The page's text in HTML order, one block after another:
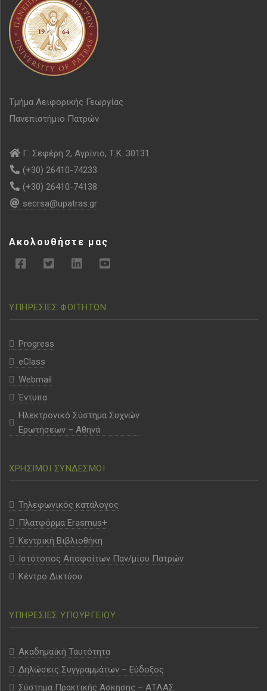
Τμήμα Αειφορικής Γεωργίας
Πανεπιστήμιο Πατρών
Γ. Σεφέρη 2, Αγρίνιο, Τ.Κ. 30131
(+30) 26410-74233
(+30) 26410-74138
secrsa@upatras.gr
Ακολουθήστε μας
ΥΠΗΡΕΣΙΕΣ ΦΟΙΤΗΤΩΝ
Progress
eClass
Webmail
Έντυπα
Ηλεκτρονικό Σύστημα Συχνών
Ερωτήσεων – Αθηνά
ΧΡΗΣΙΜΟΙ ΣΥΝΔΕΣΜΟΙ
Τηλεφωνικός κατάλογος
Πλατφόρμα Erasmus+
Κεντρική Βιβλιοθήκη
Ιστότοπος Αποφοίτων Παν/μίου Πατρών
Κέντρο Δικτύου
ΥΠΗΡΕΣΙΕΣ ΥΠΟΥΡΓΕΙΟΥ
Ακαδημαϊκή Ταυτότητα
Δηλώσεις Συγγραμμάτων – Εύδοξος
Σύστημα Πρακτικής Άσκησης – ΑΤΛΑΣ